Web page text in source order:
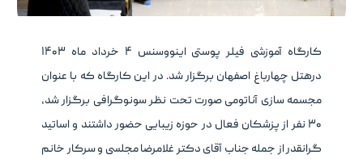
کارگاه آموزشی فیلر پوستی اینووسنس ۴ خرداد ماه ۱۴۰۳
درهتل چهارباغ اصفهان برگزار شد. در این کارگاه که با عنوان
مجسمه سازی آناتومی صورت تحت نظر سونوگرافی برگزار شد،
۳۰ نفر از پزشکان فعال در حوزه زیبایی حضور داشتند و اساتید
گرانقدر از جمله جناب آقای دکتر غلامرضا مجلسی و سرکار خانم